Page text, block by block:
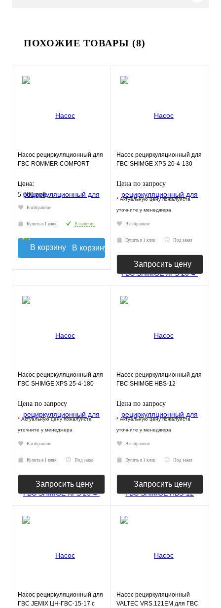
ПОХОЖИЕ ТОВАРЫ (8)
Насос рециркуляционный для
ГВС ROMMER COMFORT
Цена:
5 000 руб.
В избранное
Купить в 1 клик В наличии
В корзину
Насос рециркуляционный для
ГВС SHIMGE XPS 20-4-130
Цена по запросу
* Актуальную цену пожалуйста
уточните у менеджера
В избранное
Купить в 1 клик Под заказ
Запросить цену
Насос рециркуляционный для
ГВС SHIMGE XPS 25-4-180
Цена по запросу
* Актуальную цену пожалуйста
уточните у менеджера
В избранное
Купить в 1 клик Под заказ
Запросить цену
Насос рециркуляционный для
ГВС SHIMGE HBS-12
Цена по запросу
* Актуальную цену пожалуйста
уточните у менеджера
В избранное
Купить в 1 клик Под заказ
Запросить цену
Насос рециркуляционный для
ГВС JEMIX ЦН-ГВС-15-17 с
Насос рециркуляционный
VALTEC VRS.121EM для ГВС